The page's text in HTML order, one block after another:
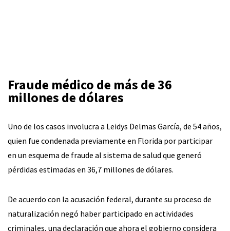
Fraude médico de más de 36
millones de dólares
Uno de los casos involucra a Leidys Delmas García, de 54 años,
quien fue condenada previamente en Florida por participar
en un esquema de fraude al sistema de salud que generó
pérdidas estimadas en 36,7 millones de dólares.
De acuerdo con la acusación federal, durante su proceso de
naturalización negó haber participado en actividades
criminales, una declaración que ahora el gobierno considera